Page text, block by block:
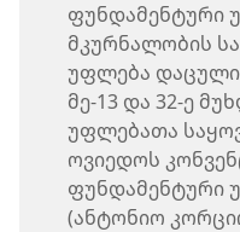
ფუნდამენტური
მკურნალობის
უფლება
მე-13 და 32-ე
უფლებათა
ოვიედოს
ფუნდამენტური
(ანტონიო